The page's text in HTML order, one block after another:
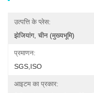
उत्पत्ति के प्लेस:
झेजियांग, चीन (मुख्यभूमि)
प्रमाणन:
SGS,ISO
आइटम का प्रकार: